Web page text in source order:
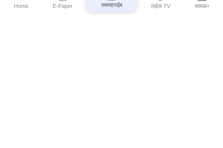
Home E-Paper सबस्क्राईब लाईव्ह TV सकाळ+